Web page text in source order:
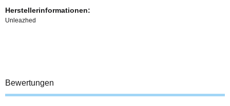
Herstellerinformationen:
Unleazhed
Bewertungen